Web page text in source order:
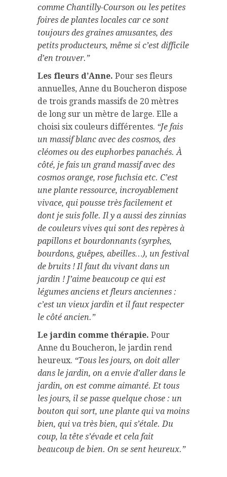
comme Chantilly-Courson ou les petites
foires de plantes locales car ce sont
toujours des graines amusantes, des
petits producteurs, même si c’est difficile
d’en trouver.”
Les fleurs d’Anne. Pour ses fleurs
annuelles, Anne du Boucheron dispose
de trois grands massifs de 20 mètres
de long sur un mètre de large. Elle a
choisi six couleurs différentes. “Je fais
un massif blanc avec des cosmos, des
cléomes ou des euphorbes panachés. À
côté, je fais un grand massif avec des
cosmos orange, rose fuchsia etc. C’est
une plante ressource, incroyablement
vivace, qui pousse très facilement et
dont je suis folle. Il y a aussi des zinnias
de couleurs vives qui sont des repères à
papillons et bourdonnants (syrphes,
bourdons, guêpes, abeilles…), un festival
de bruits ! Il faut du vivant dans un
jardin ! J’aime beaucoup ce qui est
légumes anciens et fleurs anciennes :
c’est un vieux jardin et il faut respecter
le côté ancien.”
Le jardin comme thérapie. Pour
Anne du Boucheron, le jardin rend
heureux. “Tous les jours, on doit aller
dans le jardin, on a envie d’aller dans le
jardin, on est comme aimanté. Et tous
les jours, il se passe quelque chose : un
bouton qui sort, une plante qui va moins
bien, qui va très bien, qui s’étale. Du
coup, la tête s’évade et cela fait
beaucoup de bien. On se sent heureux.”